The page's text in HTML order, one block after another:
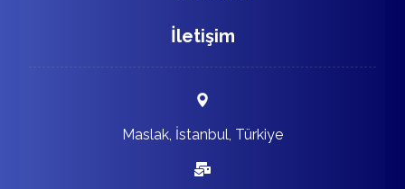
İletişim
Maslak, İstanbul, Türkiye